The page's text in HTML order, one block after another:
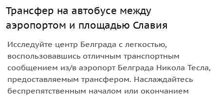
Трансфер на автобусе между
аэропортом и площадью Славия
Исследуйте центр Белграда с легкостью,
воспользовавшись отличным транспортным
сообщением из/в аэропорт Белграда Никола Тесла,
предоставляемым трансфером. Наслаждайтесь
беспрепятственным началом или окончанием